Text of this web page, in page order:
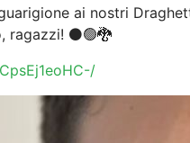
ai nostri
ragazzi! ⚫🟢🐉